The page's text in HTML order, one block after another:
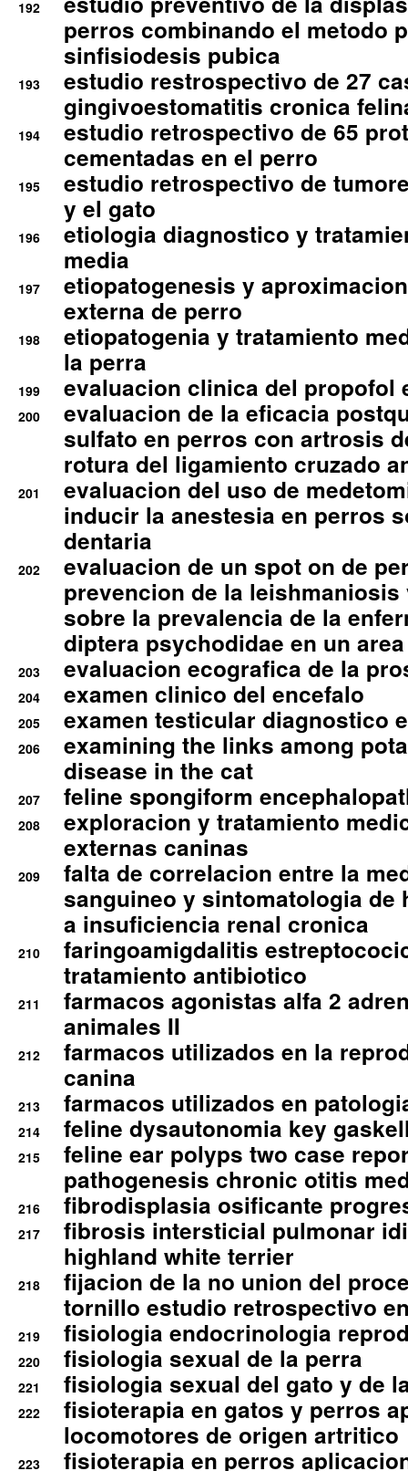
192
perros combinando el metodo
sinfisiodesis pubica
193
estudio restrospectivo de 27
gingivoestomatitis cronica
194
estudio retrospectivo de 65
cementadas en el perro
195
estudio retrospectivo de
y el gato
196
etiologia diagnostico y
media
197
etiopatogenesis y
externa de perro
198
etiopatogenia y tratamiento
la perra
199 evaluacion clinica del propofol
200
evaluacion de la eficacia
sulfato en perros con artrosis
rotura del ligamiento cruzado
201
evaluacion del uso de
inducir la anestesia en perros
dentaria
202
evaluacion de un spot on de
prevencion de la
sobre la prevalencia de la
diptera psychodidae en un
203 evaluacion ecografica de la
204 examen clinico del encefalo
205 examen testicular diagnostico
206
examining the links among
disease in the cat
207 feline spongiform
208
exploracion y tratamiento
externas caninas
209
falta de correlacion entre la
sanguineo y sintomatologia de
a insuficiencia renal cronica
210
faringoamigdalitis
tratamiento antibiotico
211
farmacos agonistas alfa 2
animales II
212
farmacos utilizados en la
canina
213 farmacos utilizados en
214 feline dysautonomia key
215
feline ear polyps two case
pathogenesis chronic otitis
216 fibrodisplasia osificante
217
fibrosis intersticial pulmonar
highland white terrier
218
fijacion de la no union del
tornillo estudio retrospectivo
219 fisiologia endocrinologia
220 fisiologia sexual de la perra
221 fisiologia sexual del gato y de
222
fisioterapia en gatos y perros
locomotores de origen artritico
223 fisioterapia en perros